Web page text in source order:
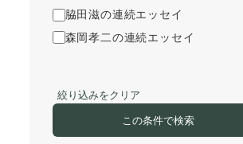
脇田滋の連続エッセイ
森岡孝二の連続エッセイ
絞り込みをクリア
この条件で検索